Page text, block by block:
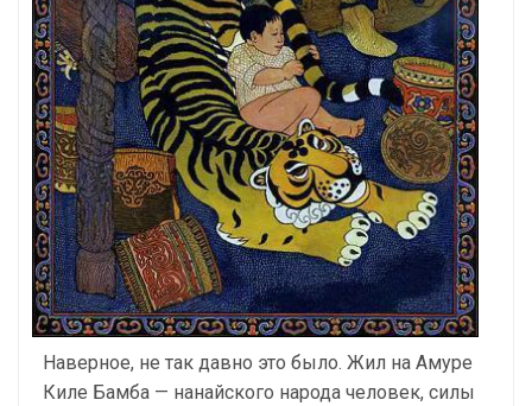
Наверное, не так давно это было. Жил на Амуре
Киле Бамба — нанайского народа человек, силы